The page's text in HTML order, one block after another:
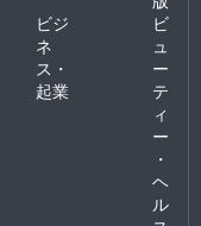
ビジ
ネ
ス・
起業
ビ
ュ
ー
テ
ィ
ー
・
ヘ
ル